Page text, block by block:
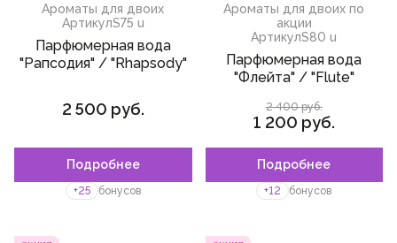
Ароматы для двоих
АртикулS75 u
Парфюмерная вода
"Рапсодия" / "Rhapsody"
2 500 руб.
Подробнее
+25 бонусов
Ароматы для двоих по
акции
АртикулS80 u
Парфюмерная вода
"Флейта" / "Flute"
2 400 руб.
1 200 руб.
Подробнее
+12 бонусов
Пожалуйста,войдите
зарегистрируйтесь,
чтобы добавить товар в
Пожалуйста,войдите
зарегистрируйтесь,
чтобы добавить товар в